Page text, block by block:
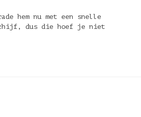
hem nu met een snelle
dus die hoef je niet